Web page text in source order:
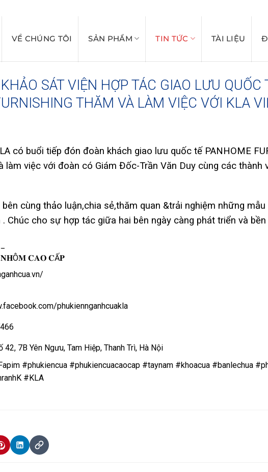
VỀ CHÚNG TÔI SẢN PHẨM TIN TỨC TÀI LIỆU
SÁT VIỆN HỢP TÁC GIAO LƯU QUỐC
THĂM VÀ LÀM VIỆC VỚI KLA
có buổi tiếp đón đoàn khách giao lưu quốc tế PANHOME
làm việc với đoàn có Giám Đốc-Trần Văn Duy cùng các thành
cùng thảo luận,chia sẻ,thăm quan &trải nghiệm những
Chúc cho sự hợp tác giữa hai bên ngày càng phát triển và
𝐍𝐇Ô𝐌 𝐂𝐀𝐎 𝐂Ấ𝐏
phukiennganhcuakla
7B Yên Ngưu, Tam Hiệp, Thanh Trì, Hà Nội
#phukiencua #phukiencuacaocap #taynam #khoacua #banlechua
#KLA